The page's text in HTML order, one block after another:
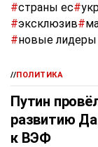
#страны ес#
#эксклюзив#
#новые лидеры
//ПОЛИТИКА
Путин
развитию
к ВЭФ